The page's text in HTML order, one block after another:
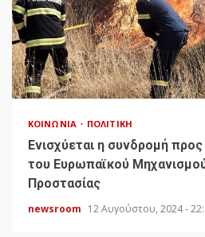
ΚΟΙΝΩΝΊΑ ΠΟΛΙΤΙΚΉ
Ενισχύεται η συνδρομή
του Ευρωπαϊκού
Προστασίας
newsroom 12 Αυγούστου, 2024 -